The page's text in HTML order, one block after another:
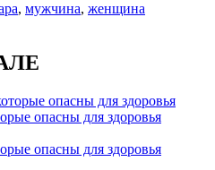
, мужчина, женщина
опасны для здоровья
опасны для здоровья